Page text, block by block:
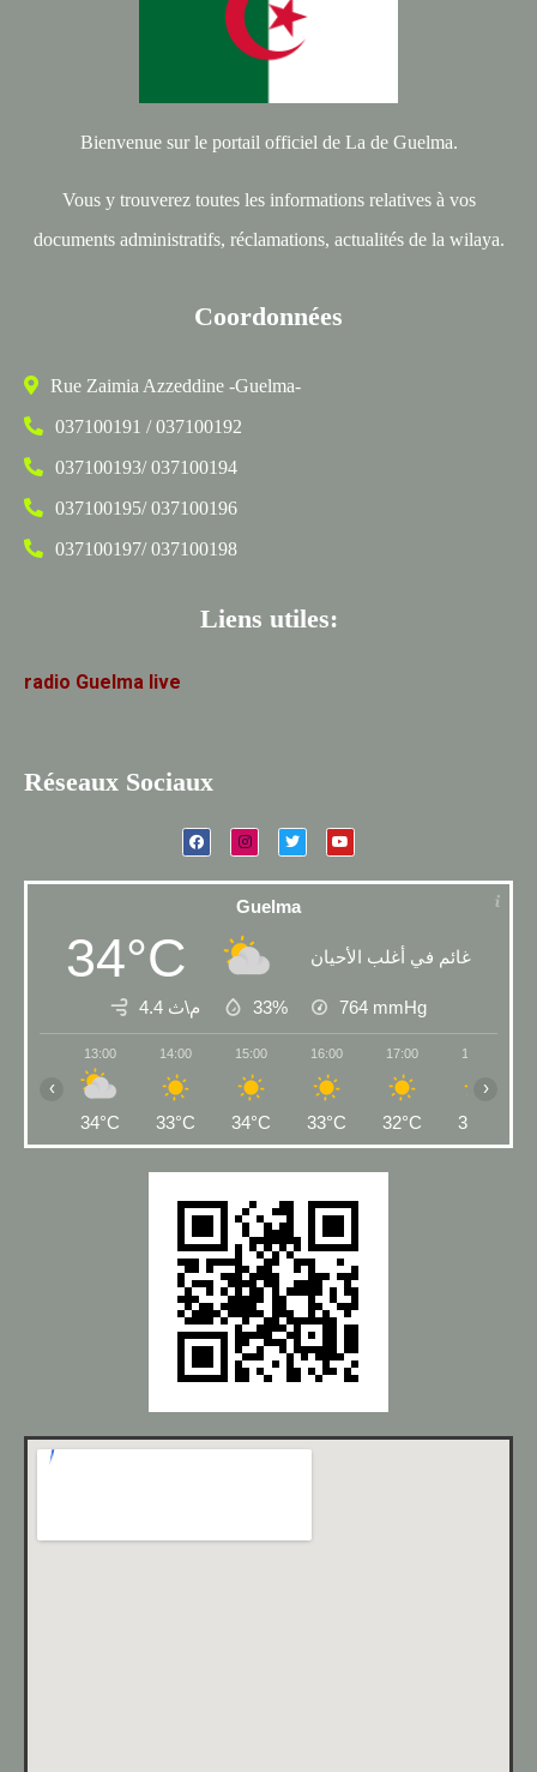
Bienvenue sur le portail officiel de La de Guelma.
Vous y trouverez toutes les informations relatives à vos
documents administratifs, réclamations, actualités de la wilaya.
Coordonnées
Rue Zaimia Azzeddine -Guelma-
037100191 / 037100192
037100193/ 037100194
037100195/ 037100196
037100197/ 037100198
Liens utiles:
radio Guelma live
Réseaux Sociaux
Guelma
34°C غائم في أغلب الأحيان
4.4 م\ث 33% 764 mmHg
13:00
34°C
14:00
33°C
15:00
34°C
16:00
33°C
17:00
32°C
18:00
31°C
‹ ›